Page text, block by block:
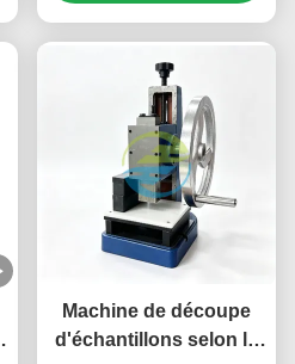
Machine de découpe
d'échantillons selon la